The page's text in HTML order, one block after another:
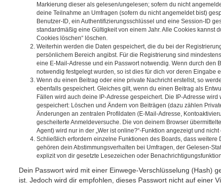
Markierung dieser als gelesen/ungelesen; sofern du nicht
deine Teilnahme an Umfragen (sofern du nicht angemeldet bist)
Benutzer-ID, ein Authentifizierungsschlüssel und eine Session-ID
standardmäßig eine Gültigkeit von einem Jahr. Alle Cookies kannst
Cookies löschen“ löschen.
Weiterhin werden die Daten gespeichert, die du bei der
persönlichem Bereich angibst. Für die Registrierung sind
eine E-Mail-Adresse und ein Passwort notwendig. Wenn durch den
notwendig festgelegt wurden, so ist dies für dich vor deren Eingabe
Wenn du einen Beitrag oder eine private Nachricht erstellst, so
ebenfalls gespeichert. Gleiches gilt, wenn du einen Beitrag als
Fällen wird auch deine IP-Adresse gespeichert. Die IP-Adresse
gespeichert: Löschen und Ändern von Beiträgen (dazu zählen
Änderungen an zentralen Profildaten (E-Mail-Adresse,
gescheiterte Anmeldeversuche. Die von deinem Browser
Agent) wird nur in der „Wer ist online?“-Funktion angezeigt und
Schließlich erfordern einzelne Funktionen des Boards, dass weitere
gehören dein Abstimmungsverhalten bei Umfragen, der Gelesen-
explizit von dir gesetzte Lesezeichen oder
Dein Passwort wird mit einer Einwege-Verschlüsselung (Hash)
ist. Jedoch wird dir empfohlen, dieses Passwort nicht auf einer